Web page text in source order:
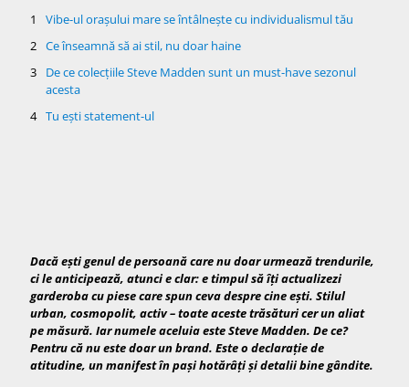
Vibe-ul orașului mare se întâlnește cu individualismul tău
Ce înseamnă să ai stil, nu doar haine
De ce colecțiile Steve Madden sunt un must-have sezonul
acesta
Tu ești statement-ul
Dacă ești genul de persoană care nu doar urmează trendurile,
ci le anticipează, atunci e clar: e timpul să îți actualizezi
garderoba cu piese care spun ceva despre cine ești. Stilul
urban, cosmopolit, activ – toate aceste trăsături cer un aliat
pe măsură. Iar numele aceluia este Steve Madden. De ce?
Pentru că nu este doar un brand. Este o declarație de
atitudine, un manifest în pași hotărâți și detalii bine gândite.